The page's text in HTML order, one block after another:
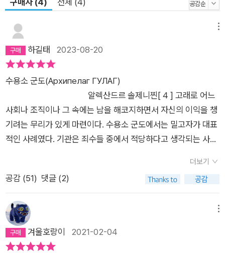
한 속담과 격언, 수용소 특유의 은어와 유머, 파격적인 형식과 변
는 원동력이 되고 있다. (역자 해설 「세기적인 기록문학 ─ 휴먼
다큐멘터리의 최고봉 『수용소군도』」 중에서) 또한 이 책은 예상
외의 실험적이고 다채로운 텍스트들도 포함되어 있다. 제3부 제1
9장 <민족으로서의 제끄들>은 제끄(죄수를 뜻하는 수용소의 은
어)를 하나의 민족으로 보고, 판 파니치라는 가상의 인류학자가
그들을 관찰하고 연구했다는 형식을 취하고 있다. 또 제5부 제7
장 <하얀 고양이>는 쩬노라는 죄수가 1인칭으로 자신의 탈옥에
관해 이야기하는데, 단편소설로 독립시켜도 될 만큼 극적이다. 그
우리와는 전혀 상관없는 이야기일 것이라는 편견과 달리, 『수용
소군도』 속에는 한국인에 대한 언급이 몇 번 등장한다. 솔제니찐
의 설명에 따르면 극동 지방의 한국인들을 까자흐스딴으로 추방
시킨 것이 <민족적 혈통에 따라> 사람들을 체포한 최초의 케이
스였다. 놀랍게도 스딸린은 히틀러가 인종 청소를 생각해 내기 이
전에 먼저 그러한 구상을 했다. 소련은 다양한 민족으로 구성되어
하길태 2023-08-20
수용소 군도(Архипелаг ГУЛАГ)
알렉산드르 솔제니찐[ 4 ] 고래로 어느
사회나 조직이나 그 속에는 남을 해코지하면서 자신의 이익을 챙
기려는 무리가 있게 마련이다. 수용소 군도에서는 밀고자가 대표
적인 사례였다. 기관은 죄수들 중에서 적당하다고 생각되는 사람
의 시대로 접어들면서 제2의 수용소 형기를 적용하기 시작했다.
최초의 형기를 마치기도 전에 제2의 형기를 받는 것인데 두 번째
것이었다. 수용소에서 운명을 바꾸는 일은 도망을 치는 길이 유일
했고 많은 죄수들이 시도하여 성공하기도 했다. 기관은 정치범들
에 대해서는 가혹하게 단속했지만 일반 형사범의 탈주에 대해서
더보기
공감 (51) 댓글 (2)
겨울호랑이 2021-02-04